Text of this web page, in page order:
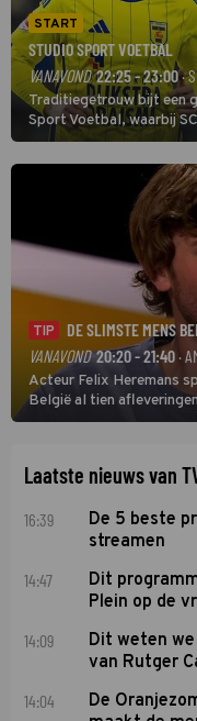
START
STUDIO SPORT VOETBAL
VANAVOND 22:25 - 23:00·
Traditiegetrouw bijt een
Sport Voetbal, waarbij
eerste wedstrijd van het
oefenmeester is Johan
TIP
DE SLIMSTE MENS
VANAVOND 20:20 - 21:40·
Acteur Felix Heremans
België al tien
deze seizoensfinale. En
Laatste nieuws van
16:39
De 5 beste
streamen
14:47
Dit
Plein op de
14:09
Dit weten
van Rutger
14:04
De